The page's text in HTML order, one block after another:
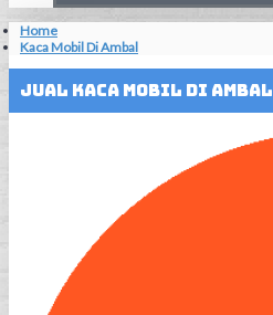
Home
Kaca Mobil Di Ambal
Jual Kaca Mobil Di Ambal